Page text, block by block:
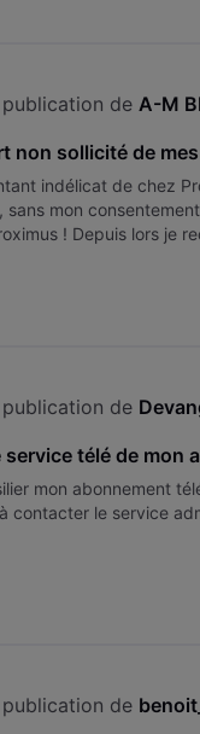
de A-M
non sollicité de
indélicat de chez
sans mon
! Depuis lors je
de
service télé de mon
mon abonnement
contacter le service
de